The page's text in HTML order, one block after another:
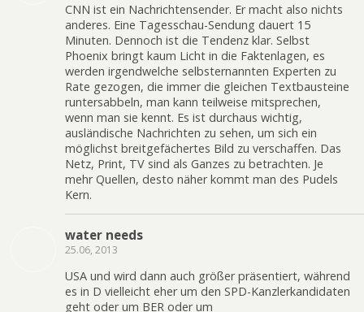
CNN ist ein Nachrichtensender. Er macht also nichts
anderes. Eine Tagesschau-Sendung dauert 15
Minuten. Dennoch ist die Tendenz klar. Selbst
Phoenix bringt kaum Licht in die Faktenlagen, es
werden irgendwelche selbsternannten Experten zu
Rate gezogen, die immer die gleichen Textbausteine
runtersabbeln, man kann teilweise mitsprechen,
wenn man sie kennt. Es ist durchaus wichtig,
ausländische Nachrichten zu sehen, um sich ein
möglichst breitgefächertes Bild zu verschaffen. Das
Netz, Print, TV sind als Ganzes zu betrachten. Je
mehr Quellen, desto näher kommt man des Pudels
Kern.
water needs
25.06, 2013
USA und wird dann auch größer präsentiert, während
es in D vielleicht eher um den SPD-Kanzlerkandidaten
geht oder um BER oder um